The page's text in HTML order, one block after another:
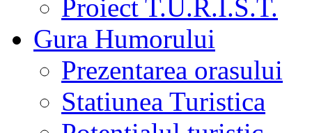
Proiect T.U.R.I.S.T.
Gura Humorului
Prezentarea orasului
Statiunea Turistica